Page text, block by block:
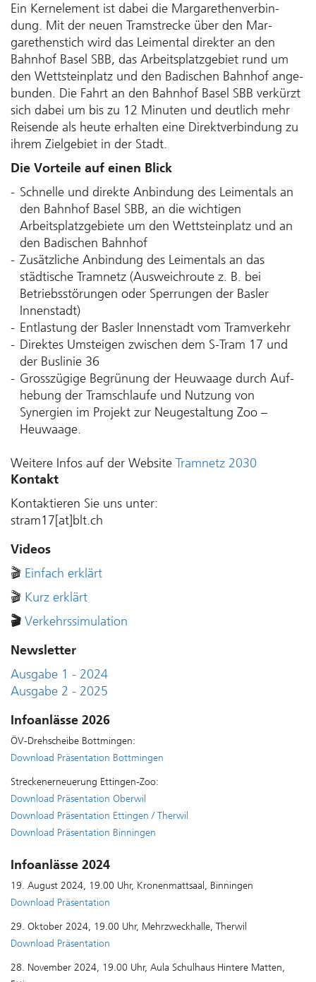
Ein Kern­element ist dabei die Mar­garethen­ver­bin­
dung. Mit der neu­en Tram­strecke über den Mar­
garethen­stich wird das Leimen­tal direkter an den
Bahn­hof Basel SBB, das Ar­beits­platz­ge­biet rund um
den Wettstein­platz und den Badi­schen Bah­nhof an­ge­
bunden. Die Fahrt an den Bah­nhof Basel SBB ver­kürzt
sich dabei um bis zu 12 Minuten und deut­lich mehr
Rei­sende als heute er­halten eine Direkt­ver­bindung zu
ihrem Ziel­gebiet in der Stadt.
Die Vorteile auf einen Blick
Schnelle und direkte An­bindung des Leimentals an
den Bahnhof Basel SBB, an die wichtigen
Arbeitsplatzgebiete um den Wettsteinplatz und an
den Badischen Bahn­hof
Zusätzliche An­bindung des Leimentals an das
städtische Tramnetz (Aus­weich­route z. B. bei
Betriebs­störungen oder Sperrungen der Basler
Innenstadt)
Entlastung der Basler Innenstadt vom Tramverkehr
Direktes Umsteigen zwischen dem S-Tram 17 und
der Buslinie 36
Gross­zügige Begrün­ung der Heu­waage​ durch Auf­
heb­ung der Tram­schlaufe und Nutz­ung von
Synergien im Pro­jekt zur Neu­gestalt­ung Zoo –
Heuwaage.
Weitere Infos auf der Website Tramnetz 2030
Kontakt
Kontaktieren Sie uns unter:
stram17[at]blt.ch
Videos
🎬 Einfach erklärt
🎬 Kurz erklärt
🎬 Verkehrssimulation
Newsletter
Ausgabe 1 - 2024
Ausgabe 2 - 2025
Infoanlässe 2026
ÖV-Drehscheibe Bottmingen:
Download Präsentation Bottmingen
Streckenerneuerung Ettingen-Zoo:
Download Präsentation Oberwil
Download Präsentation Ettingen / Therwil
Download Präsentation Binningen
Infoanlässe 2024
19. August 2024, 19.00 Uhr, Kronenmattsaal, Binningen
Download Präsentation
29. Oktober 2024, 19.00 Uhr, Mehrzweckhalle, Therwil
Download Präsentation
28. November 2024, 19.00 Uhr, Aula Schulhaus Hintere Matten,